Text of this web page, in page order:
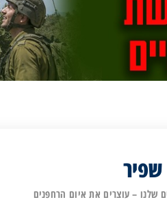
שלנו – עוצרים את איום הרחפנים